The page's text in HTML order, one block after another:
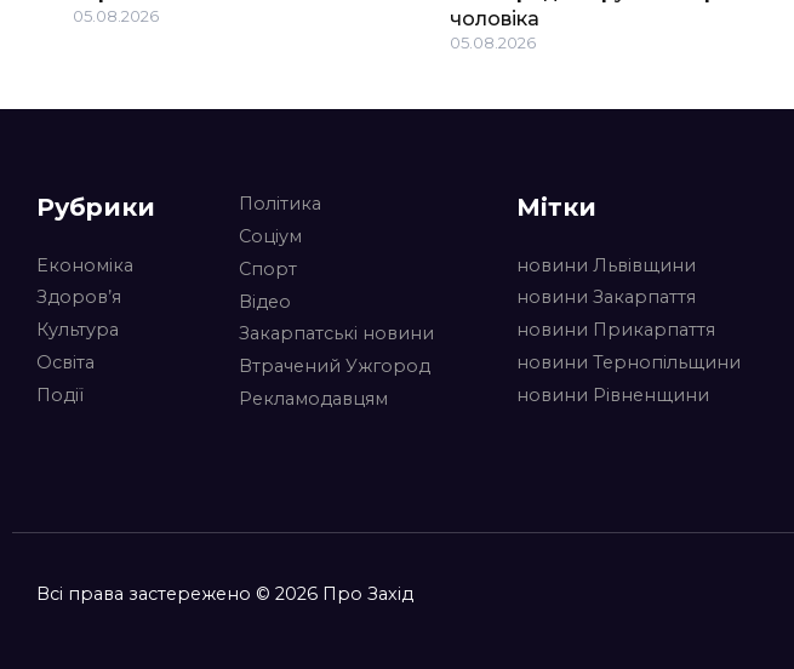
05.08.2026
чоловіка
05.08.2026
Рубрики
Економіка
Здоров’я
Культура
Освіта
Події
Політика
Соціум
Спорт
Відео
Закарпатські новини
Втрачений Ужгород
Рекламодавцям
Мітки
новини Львівщини
новини Закарпаття
новини Прикарпаття
новини Тернопільщини
новини Рівненщини
Всі права застережено © 2026 Про Захід